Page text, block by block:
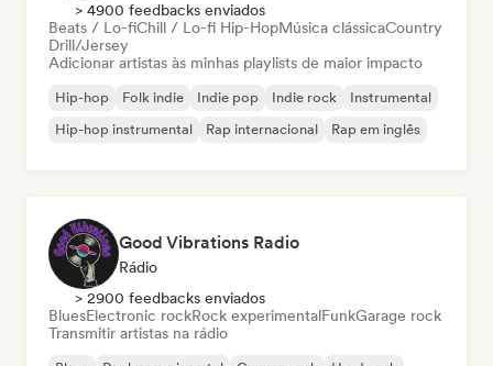
> 4900 feedbacks enviados
Beats / Lo-fiChill / Lo-fi Hip-HopMúsica clássicaCountry
Drill/Jersey
Adicionar artistas às minhas playlists de maior impacto
Hip-hop Folk indie Indie pop Indie rock
Instrumental
Hip-hop instrumental
Rap internacional Rap em inglês
Good Vibrations Radio
Rádio
> 2900 feedbacks enviados
BluesElectronic rockRock experimentalFunkGarage rock
Transmitir artistas na rádio